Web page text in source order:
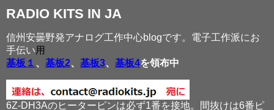
RADIO KITS IN JA
信州安曇野発アナログ工作中心blogです。電子工作派にお
手伝い用
基板１ 、 基板2、 基板3、 基板4を領布中
6Z-DH3Aのヒーターピンは必ず1番を接地。間抜けは6番ピ